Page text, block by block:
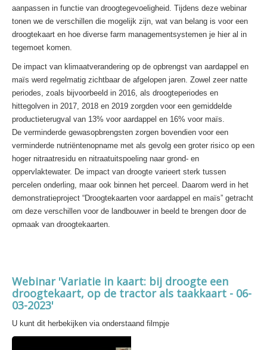
aanpassen in functie van droogtegevoeligheid. Tijdens deze webinar
tonen we de verschillen die mogelijk zijn, wat van belang is voor een
droogtekaart en hoe diverse farm managementsystemen je hier al in
tegemoet komen.
De impact van klimaatverandering op de opbrengst van aardappel en
maïs werd regelmatig zichtbaar de afgelopen jaren. Zowel zeer natte
periodes, zoals bijvoorbeeld in 2016, als droogteperiodes en
hittegolven in 2017, 2018 en 2019 zorgden voor een gemiddelde
productieterugval van 13% voor aardappel en 16% voor maïs.
De verminderde gewasopbrengsten zorgen bovendien voor een
verminderde nutriëntenopname met als gevolg een groter risico op een
hoger nitraatresidu en nitraatuitspoeling naar grond- en
oppervlaktewater. De impact van droogte varieert sterk tussen
percelen onderling, maar ook binnen het perceel. Daarom werd in het
demonstratieproject “Droogtekaarten voor aardappel en maïs” getracht
om deze verschillen voor de landbouwer in beeld te brengen door de
opmaak van droogtekaarten.
Webinar 'Variatie in kaart: bij droogte een
droogtekaart, op de tractor als taakkaart - 06-
03-2023'
U kunt dit herbekijken via onderstaand filmpje